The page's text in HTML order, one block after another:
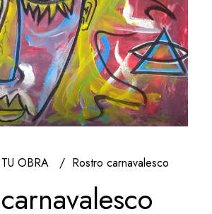
OBRA Rostro carnavalesco